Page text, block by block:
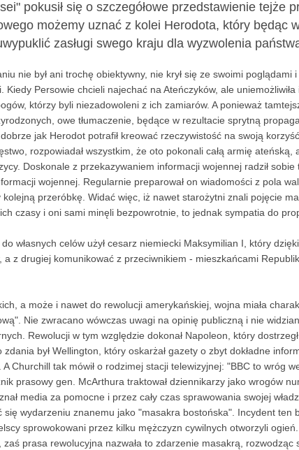
pokusił się o szczegółowe przedstawienie tejże
możemy uznać z kolei Herodota, który będąc
zasługi swego kraju dla wyzwolenia
nie był ani trochę obiektywny, nie krył się ze swoimi poglądami
Kiedy Persowie chcieli najechać na Ateńczyków, ale
którzy byli niezadowoleni z ich zamiarów. A ponieważ
owe tłumaczenie, będące w rezultacie sprytną
jak Herodot potrafił kreować rzeczywistość na swoją
rozpowiadał wszystkim, że oto pokonali całą armię
Doskonale z przekazywaniem informacji wojennej radził
wojennej. Regularnie preparował on wiadomości z pola
kolejną przeróbkę. Widać więc, iż nawet starożytni znali pojęcie
czasy i oni sami minęli bezpowrotnie, to jednak sympatia do
własnych celów użył cesarz niemiecki Maksymilian I, który
a z drugiej komunikować z przeciwnikiem - mieszkańcami
a może i nawet do rewolucji amerykańskiej, wojna miała
Nie zwracano wówczas uwagi na opinię publiczną i nie
Rewolucji w tym względzie dokonał Napoleon, który
był Wellington, który oskarżał gazety o zbyt dokładne
Churchill tak mówił o rodzimej stacji telewizyjnej: "BBC to wróg
prasowy gen. McArthura traktował dziennikarzy jako wrogów
media za pomocne i przez cały czas sprawowania swojej
się wydarzeniu znanemu jako "masakra bostońska". Incydent ten
sprowokowani przez kilku mężczyzn cywilnych otworzyli
zaś prasa rewolucyjna nazwała to zdarzenie masakrą, rozwodząc